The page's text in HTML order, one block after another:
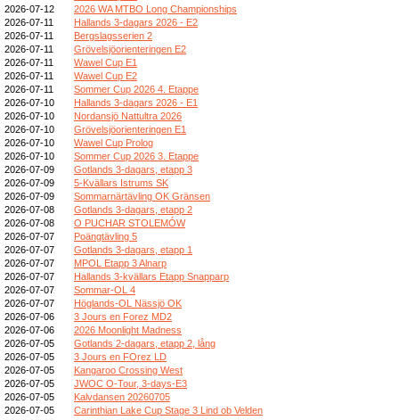
2026-07-12
2026 WA MTBO Long Championships
2026-07-11
Hallands 3-dagars 2026 - E2
2026-07-11
Bergslagsserien 2
2026-07-11
Grövelsjöorienteringen E2
2026-07-11
Wawel Cup E1
2026-07-11
Wawel Cup E2
2026-07-11
Sommer Cup 2026 4. Etappe
2026-07-10
Hallands 3-dagars 2026 - E1
2026-07-10
Nordansjö Nattultra 2026
2026-07-10
Grövelsjöorienteringen E1
2026-07-10
Wawel Cup Prolog
2026-07-10
Sommer Cup 2026 3. Etappe
2026-07-09
Gotlands 3-dagars, etapp 3
2026-07-09
5-Kvällars Istrums SK
2026-07-09
Sommarnärtävling OK Gränsen
2026-07-08
Gotlands 3-dagars, etapp 2
2026-07-08
O PUCHAR STOLEMÓW
2026-07-07
Poängtävling 5
2026-07-07
Gotlands 3-dagars, etapp 1
2026-07-07
MPOL Etapp 3 Alnarp
2026-07-07
Hallands 3-kvällars Etapp Snapparp
2026-07-07
Sommar-OL 4
2026-07-07
Höglands-OL Nässjö OK
2026-07-06
3 Jours en Forez MD2
2026-07-06
2026 Moonlight Madness
2026-07-05
Gotlands 2-dagars, etapp 2, lång
2026-07-05
3 Jours en FOrez LD
2026-07-05
Kangaroo Crossing West
2026-07-05
JWOC O-Tour, 3-days-E3
2026-07-05
Kalvdansen 20260705
2026-07-05
Carinthian Lake Cup Stage 3 Lind ob Velden